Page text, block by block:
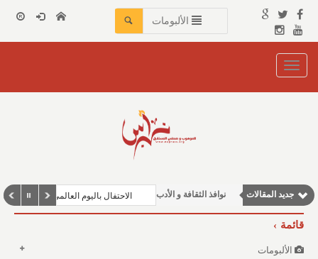
الألبومات
Toggle
navigation
جديد المقالات نوافذ الثقافة و الأدب
مقالات علمية
الاحتفال باليوم العالمي للغة العربية
قائمة
الألبومات